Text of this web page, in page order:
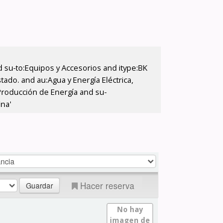
su-to:Equipos y Accesorios and itype:BK
and au:Agua y Energía Eléctrica,
de Energía and su-
Hacer reserva
No hay
imagen de